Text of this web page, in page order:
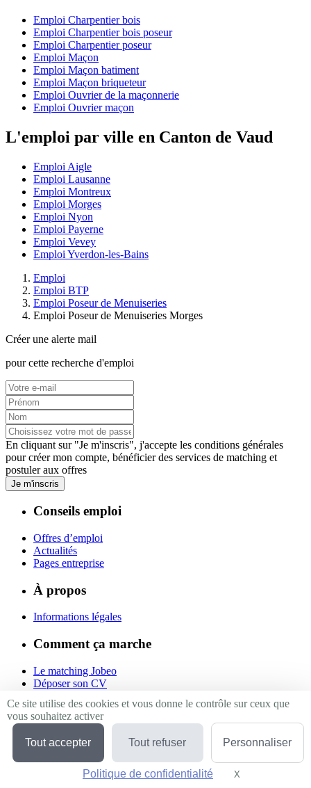
Emploi Charpentier bois
Emploi Charpentier bois poseur
Emploi Charpentier poseur
Emploi Maçon
Emploi Maçon batiment
Emploi Maçon briqueteur
Emploi Ouvrier de la maçonnerie
Emploi Ouvrier maçon
L'emploi par ville en Canton de Vaud
Emploi Aigle
Emploi Lausanne
Emploi Montreux
Emploi Morges
Emploi Nyon
Emploi Payerne
Emploi Vevey
Emploi Yverdon-les-Bains
Emploi
Emploi BTP
Emploi Poseur de Menuiseries
Emploi Poseur de Menuiseries Morges
Créer une alerte mail
pour cette recherche d'emploi
En cliquant sur "Je m'inscris", j'accepte les conditions générales
pour créer mon compte, bénéficier des services de matching et
postuler aux offres
Je m'inscris
Conseils emploi
Offres d’emploi
Actualités
Pages entreprise
À propos
Informations légales
Comment ça marche
Le matching Jobeo
Déposer son CV
Suivez-nous
Linkedin
Facebook
Twitter
Ce site utilise des cookies et vous donne le contrôle sur ceux que
vous souhaitez activer
Tout accepter Tout refuser Personnaliser
Politique de confidentialité X